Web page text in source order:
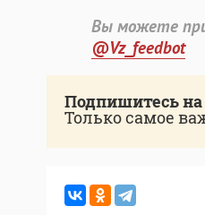
Вы можете
@Vz_feedbot
Подпишитесь
Только самое